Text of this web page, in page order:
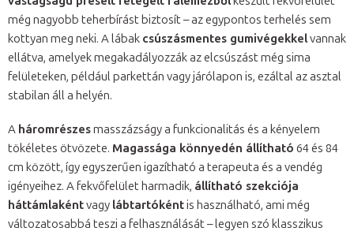
még nagyobb teherbírást biztosít – az egypontos terhelés sem
kottyan meg neki. A lábak csúszásmentes gumivégekkelvannak
ellátva, amelyek megakadályozzák az elcsúszást még sima
felületeken, például parkettán vagy járólapon is, ezáltal az asztal
stabilan áll a helyén.
A háromrészesmasszázságy a funkcionalitás és a kényelem
tökéletes ötvözete. Magassága könnyedén állítható 64 és 84
cm között, így egyszerűen igazítható a terapeuta és a vendég
igényeihez. A fekvőfelület harmadik, állítható szekciója
háttámlakéntvagy lábtartókéntis használható, ami még
változatosabbá teszi a felhasználását – legyen szó klasszikus